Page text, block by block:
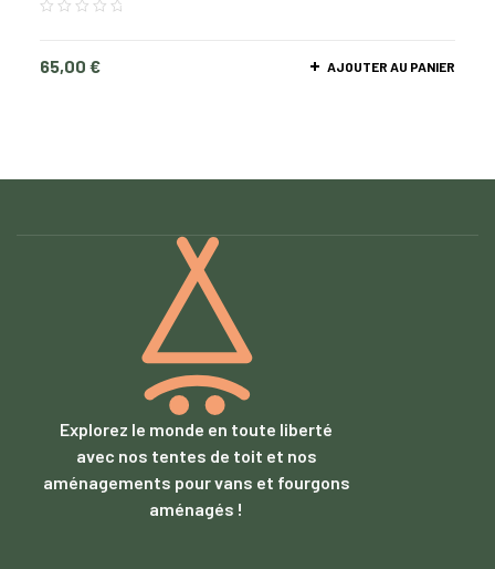
65,00 € AJOUTER AU PANIER
Explorez le monde en toute liberté
avec nos tentes de toit et nos
aménagements pour vans et fourgons
aménagés !